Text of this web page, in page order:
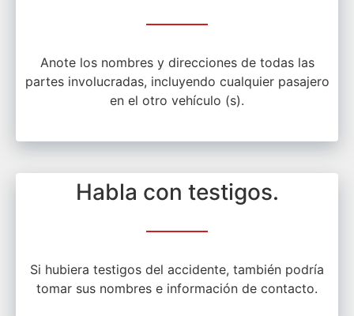
Anote los nombres y direcciones de todas las
partes involucradas, incluyendo cualquier pasajero
en el otro vehículo (s).
Habla con testigos.
Si hubiera testigos del accidente, también podría
tomar sus nombres e información de contacto.